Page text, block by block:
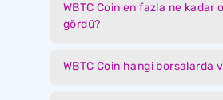
WBTC Coin en fazla ne kadar
gördü?
WBTC Coin hangi borsalarda